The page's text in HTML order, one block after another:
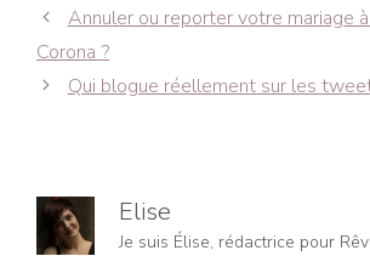
Navigation
des
articles
Annuler ou reporter votre mariage
Corona ?
Qui blogue réellement sur les
Elise
Je suis Élise, rédactrice pour